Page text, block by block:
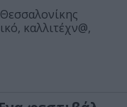
καλλιτέχν@,